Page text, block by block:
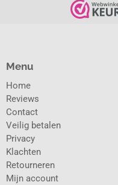
Menu
Home
Reviews
Contact
Veilig betalen
Privacy
Klachten
Retourneren
Mijn account